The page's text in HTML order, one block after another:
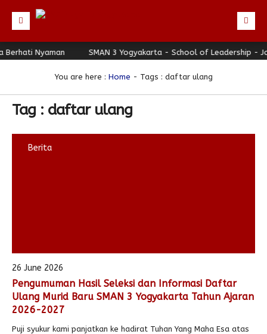
Beranda
Berita
Direktori
PPDB
Alumni
Nyaman SMAN 3 Yogyakarta - School of Leadership -
You are here : Home - Tags : daftar ulang
Tag : daftar ulang
Berita
26 June 2026
Pengumuman Hasil Seleksi dan Informasi Daftar
Ulang Murid Baru SMAN 3 Yogyakarta Tahun Ajaran
2026-2027
Puji syukur kami panjatkan ke hadirat Tuhan Yang Maha Esa atas